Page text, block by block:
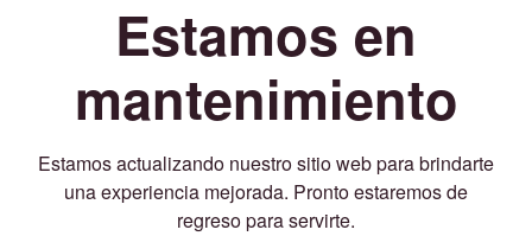
Estamos en
mantenimiento
Estamos actualizando nuestro sitio web para brindarte
una experiencia mejorada. Pronto estaremos de
regreso para servirte.